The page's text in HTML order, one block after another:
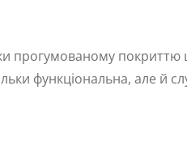
покриттю
функціональна, але й